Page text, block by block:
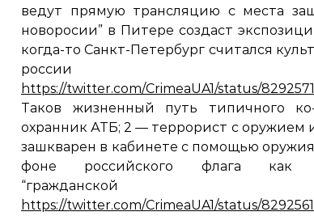
ведут прямую трансляцию с места
новоросии” в Питере создаст
когда-то Санкт-Петербург считался
россии
https://twitter.com/CrimeaUA1/status/
Таков жизненный путь типичного
охранник АТБ; 2 — террорист с оружием
зашкварен в кабинете с помощью оружия
фоне российского флага как
“гражданской
https://twitter.com/CrimeaUA1/status/